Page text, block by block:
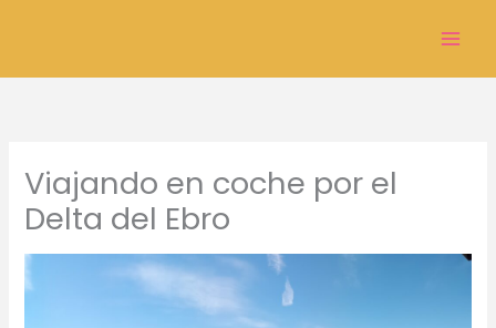
Viajando en coche por el
Delta del Ebro